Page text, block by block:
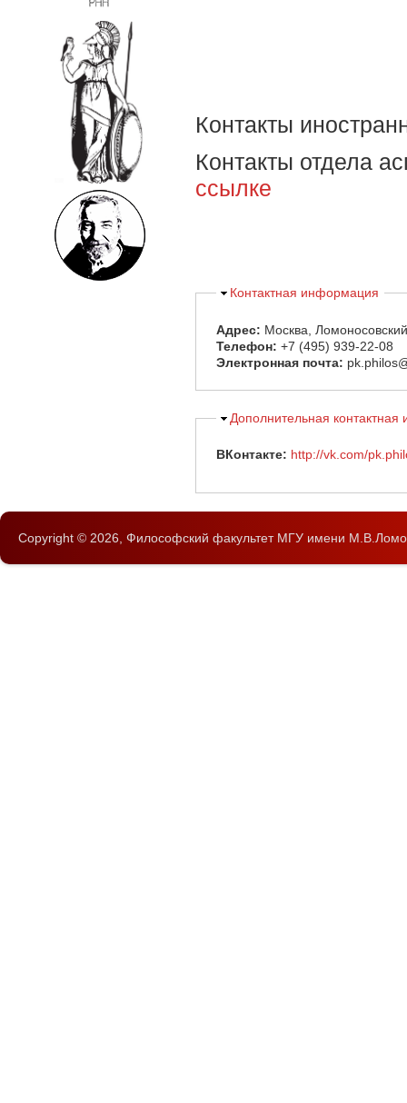
Контакты
Контакты отдела
ссылке
Скрыть
Контактная информация
Адрес: Москва,
Телефон: +7 (495) 939-22-08
Электронная почта:
Скрыть
Дополнительная
ВКонтакте: http://vk.com/
Copyright © 2026, Философский факультет МГУ имени